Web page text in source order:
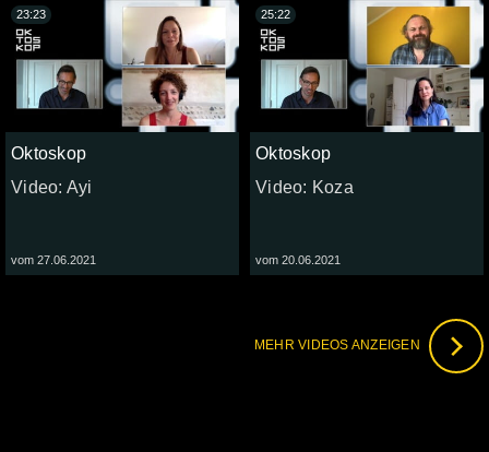
Oktoskop
Video: Ayi
vom 27.06.2021
23:23
Oktoskop
Video: Koza
vom 20.06.2021
25:22
MEHR VIDEOS ANZEIGEN